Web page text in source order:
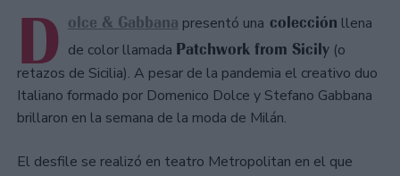
D olce & Gabbana presentó una colección llena
de color llamada Patchwork from Sicily (o
retazos de Sicilia). A pesar de la pandemia el creativo duo
Italiano formado por Domenico Dolce y Stefano Gabbana
brillaron en la semana de la moda de Milán.
El desfile se realizó en teatro Metropolitan en el que